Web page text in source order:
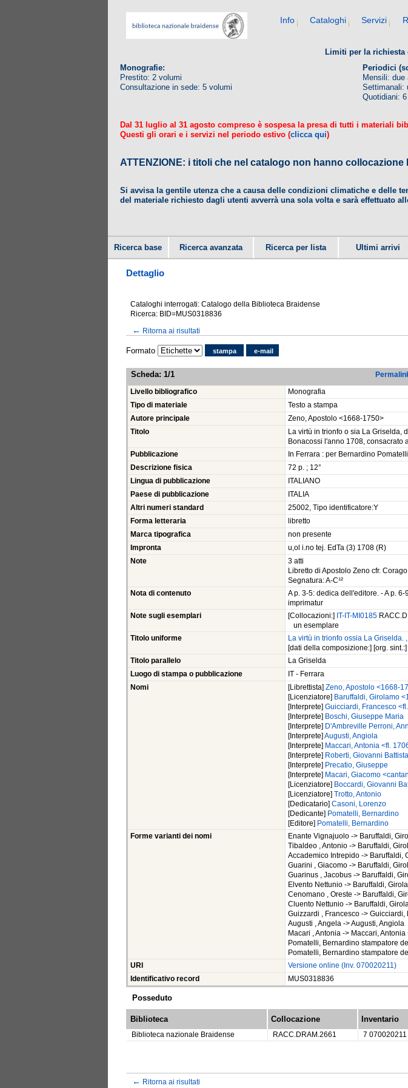
Info Cataloghi Servizi
Limiti per la
Monografie:
Periodici
Prestito: 2 volumi
Mensili: due
Consultazione in sede: 5 volumi
Settimanali:
Quotidiani:
Dal 31 luglio al 31 agosto compreso è sospesa la presa di tutti i materiali
Questi gli orari e i servizi nel periodo estivo (clicca qui)
ATTENZIONE: i titoli che nel catalogo non hanno collocazione
Si avvisa la gentile utenza che a causa delle condizioni climatiche e delle
del materiale richiesto dagli utenti avverrà una sola volta e sarà effettuato
Ricerca base Ricerca avanzata Ricerca per lista Ultimi arrivi
Dettaglio
Cataloghi interrogati: Catalogo della Biblioteca Braidense
Ricerca: BID=MUS0318836
← Ritorna ai risultati
Formato stampa e-mail
Scheda: 1/1
Livello bibliografico
Monografia
Tipo di materiale
Testo a stampa
Autore principale
Zeno, Apostolo <1668-1750>
Titolo
La virtù in trionfo o sia La Griselda,
Bonacossi l'anno 1708, consacrato
Pubblicazione
In Ferrara : per Bernardino
Descrizione fisica
72 p. ; 12°
Lingua di pubblicazione
ITALIANO
Paese di pubblicazione
ITALIA
Altri numeri standard
25002, Tipo identificatore:Y
Forma letteraria
libretto
Marca tipografica
non presente
Impronta
u,ol i.no tej. EdTa (3) 1708 (R)
Note
3 atti
Libretto di Apostolo Zeno cfr. Corago
Segnatura: A-C¹²
Nota di contenuto
A p. 3-5: dedica dell'editore. - A p. 6-
imprimatur
Note sugli esemplari
[Collocazioni:] IT-IT-MI0185
un esemplare
Titolo uniforme
La virtù in trionfo ossia La Griselda. ,
[dati della composizione:] [org.
Titolo parallelo
La Griselda
Luogo di stampa o pubblicazione
IT - Ferrara
Nomi
[Librettista] Zeno, Apostolo <1668-
[Licenziatore]
Baruffaldi, Girolamo
[Interprete] Guicciardi, Francesco
[Interprete]
Boschi, Giuseppe Maria
[Interprete]
D'Ambreville Perroni,
[Interprete] Augusti, Angiola
[Interprete]
Maccari, Antonia <fl.
[Interprete]
Roberti, Giovanni
[Interprete]
Precatio, Giuseppe
[Interprete]
Macari, Giacomo
[Licenziatore]
Boccardi, Giovanni
[Licenziatore]
Trotto, Antonio
[Dedicatario] Casoni, Lorenzo
[Dedicante]
Pomatelli, Bernardino
[Editore]
Pomatelli, Bernardino
Forme varianti dei nomi
Enante Vignajuolo -> Baruffaldi,
Tibaldeo , Antonio -> Baruffaldi,
Accademico Intrepido -> Baruffaldi,
Guarini , Giacomo -> Baruffaldi,
Guarinus , Jacobus -> Baruffaldi,
Elvento Nettunio -> Baruffaldi,
Cenomano , Oreste -> Baruffaldi,
Cluento Nettunio -> Baruffaldi,
Guizzardi , Francesco ->
Augusti , Angela -> Augusti, Angiola
Macari , Antonia -> Maccari,
Pomatelli, Bernardino stampatore
Pomatelli, Bernardino stampatore
URI
Versione online (Inv. 070020211)
Identificativo record
MUS0318836
Posseduto
Biblioteca Collocazione Inventario
Biblioteca nazionale Braidense RACC.DRAM.2661 7 070020211
← Ritorna ai risultati